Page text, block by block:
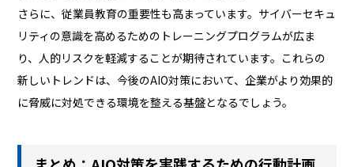
さらに、従業員教育の重要性も高まっています。サイバーセキュ
リティの意識を高めるためのトレーニングプログラムが広ま
り、人的リスクを軽減することが期待されています。これらの
新しいトレンドは、今後のAIO対策において、企業がより効果的
に脅威に対処できる環境を整える基盤となるでしょう。